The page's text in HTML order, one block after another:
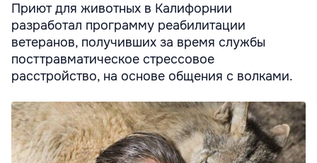
Приют для животных в Калифорнии
разработал программу реабилитации
ветеранов, получивших за время службы
посттравматическое стрессовое
расстройство, на основе общения с волками.